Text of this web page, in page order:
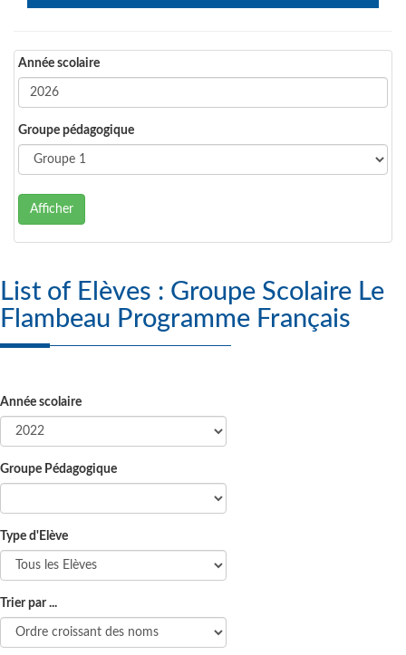
Année scolaire
Groupe pédagogique
Afficher
List of Elèves : Groupe Scolaire Le
Flambeau Programme Français
Année scolaire
Groupe Pédagogique
Type d'Elève
Trier par ...